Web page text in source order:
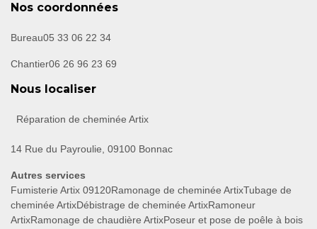
Nos coordonnées
Bureau05 33 06 22 34
Chantier06 26 96 23 69
Nous localiser
Réparation de cheminée Artix
14 Rue du Payroulie, 09100 Bonnac
Autres services
Fumisterie Artix 09120Ramonage de cheminée ArtixTubage de
cheminée ArtixDébistrage de cheminée ArtixRamoneur
ArtixRamonage de chaudière ArtixPoseur et pose de poêle à bois